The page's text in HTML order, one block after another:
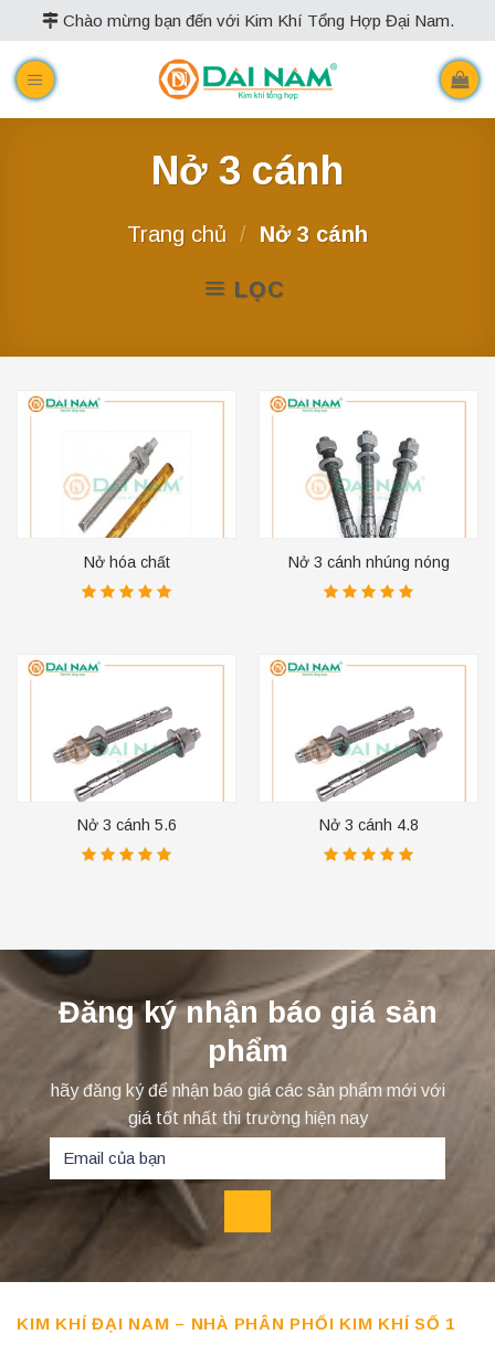
to
content
Chào mừng bạn đến với Kim Khí Tổng Hợp Đại Nam.
Nở 3 cánh
Trang chủ / Nở 3 cánh
LỌC
Nở hóa chất Nở 3 cánh nhúng nóng
Nở 3 cánh 5.6 Nở 3 cánh 4.8
Đăng ký nhận báo giá sản
phẩm
hãy đăng ký để nhận báo giá các sản phẩm mới với
giá tốt nhất thi trường hiện nay
KIM KHÍ ĐẠI NAM – NHÀ PHÂN PHỐI KIM KHÍ SỐ 1